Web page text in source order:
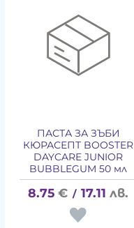
ПАСТА ЗА ЗЪБИ
КЮРАСЕПТ BOOSTER
DAYCARE JUNIOR
BUBBLEGUM 50 мл
8.75 € / 17.11 лв.